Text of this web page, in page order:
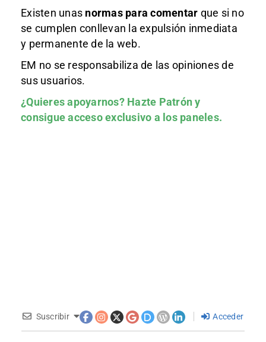
Existen unas normas para comentar que si no
se cumplen conllevan la expulsión inmediata
y permanente de la web.
EM no se responsabiliza de las opiniones de
sus usuarios.
¿Quieres apoyarnos? Hazte Patróny
consigue acceso exclusivo a los paneles.
Suscribir Acceder